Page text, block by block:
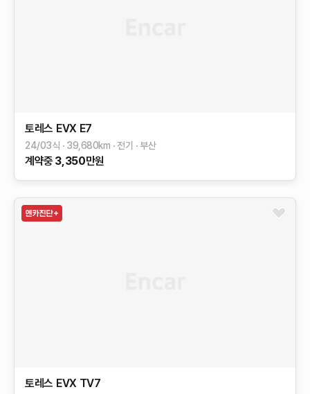
토레스 EVX E7
24/03식 39,680km 전기 부산
계약중 3,350만원
토레스 EVX TV7